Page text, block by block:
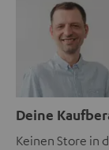
Deine
Keinen Store in